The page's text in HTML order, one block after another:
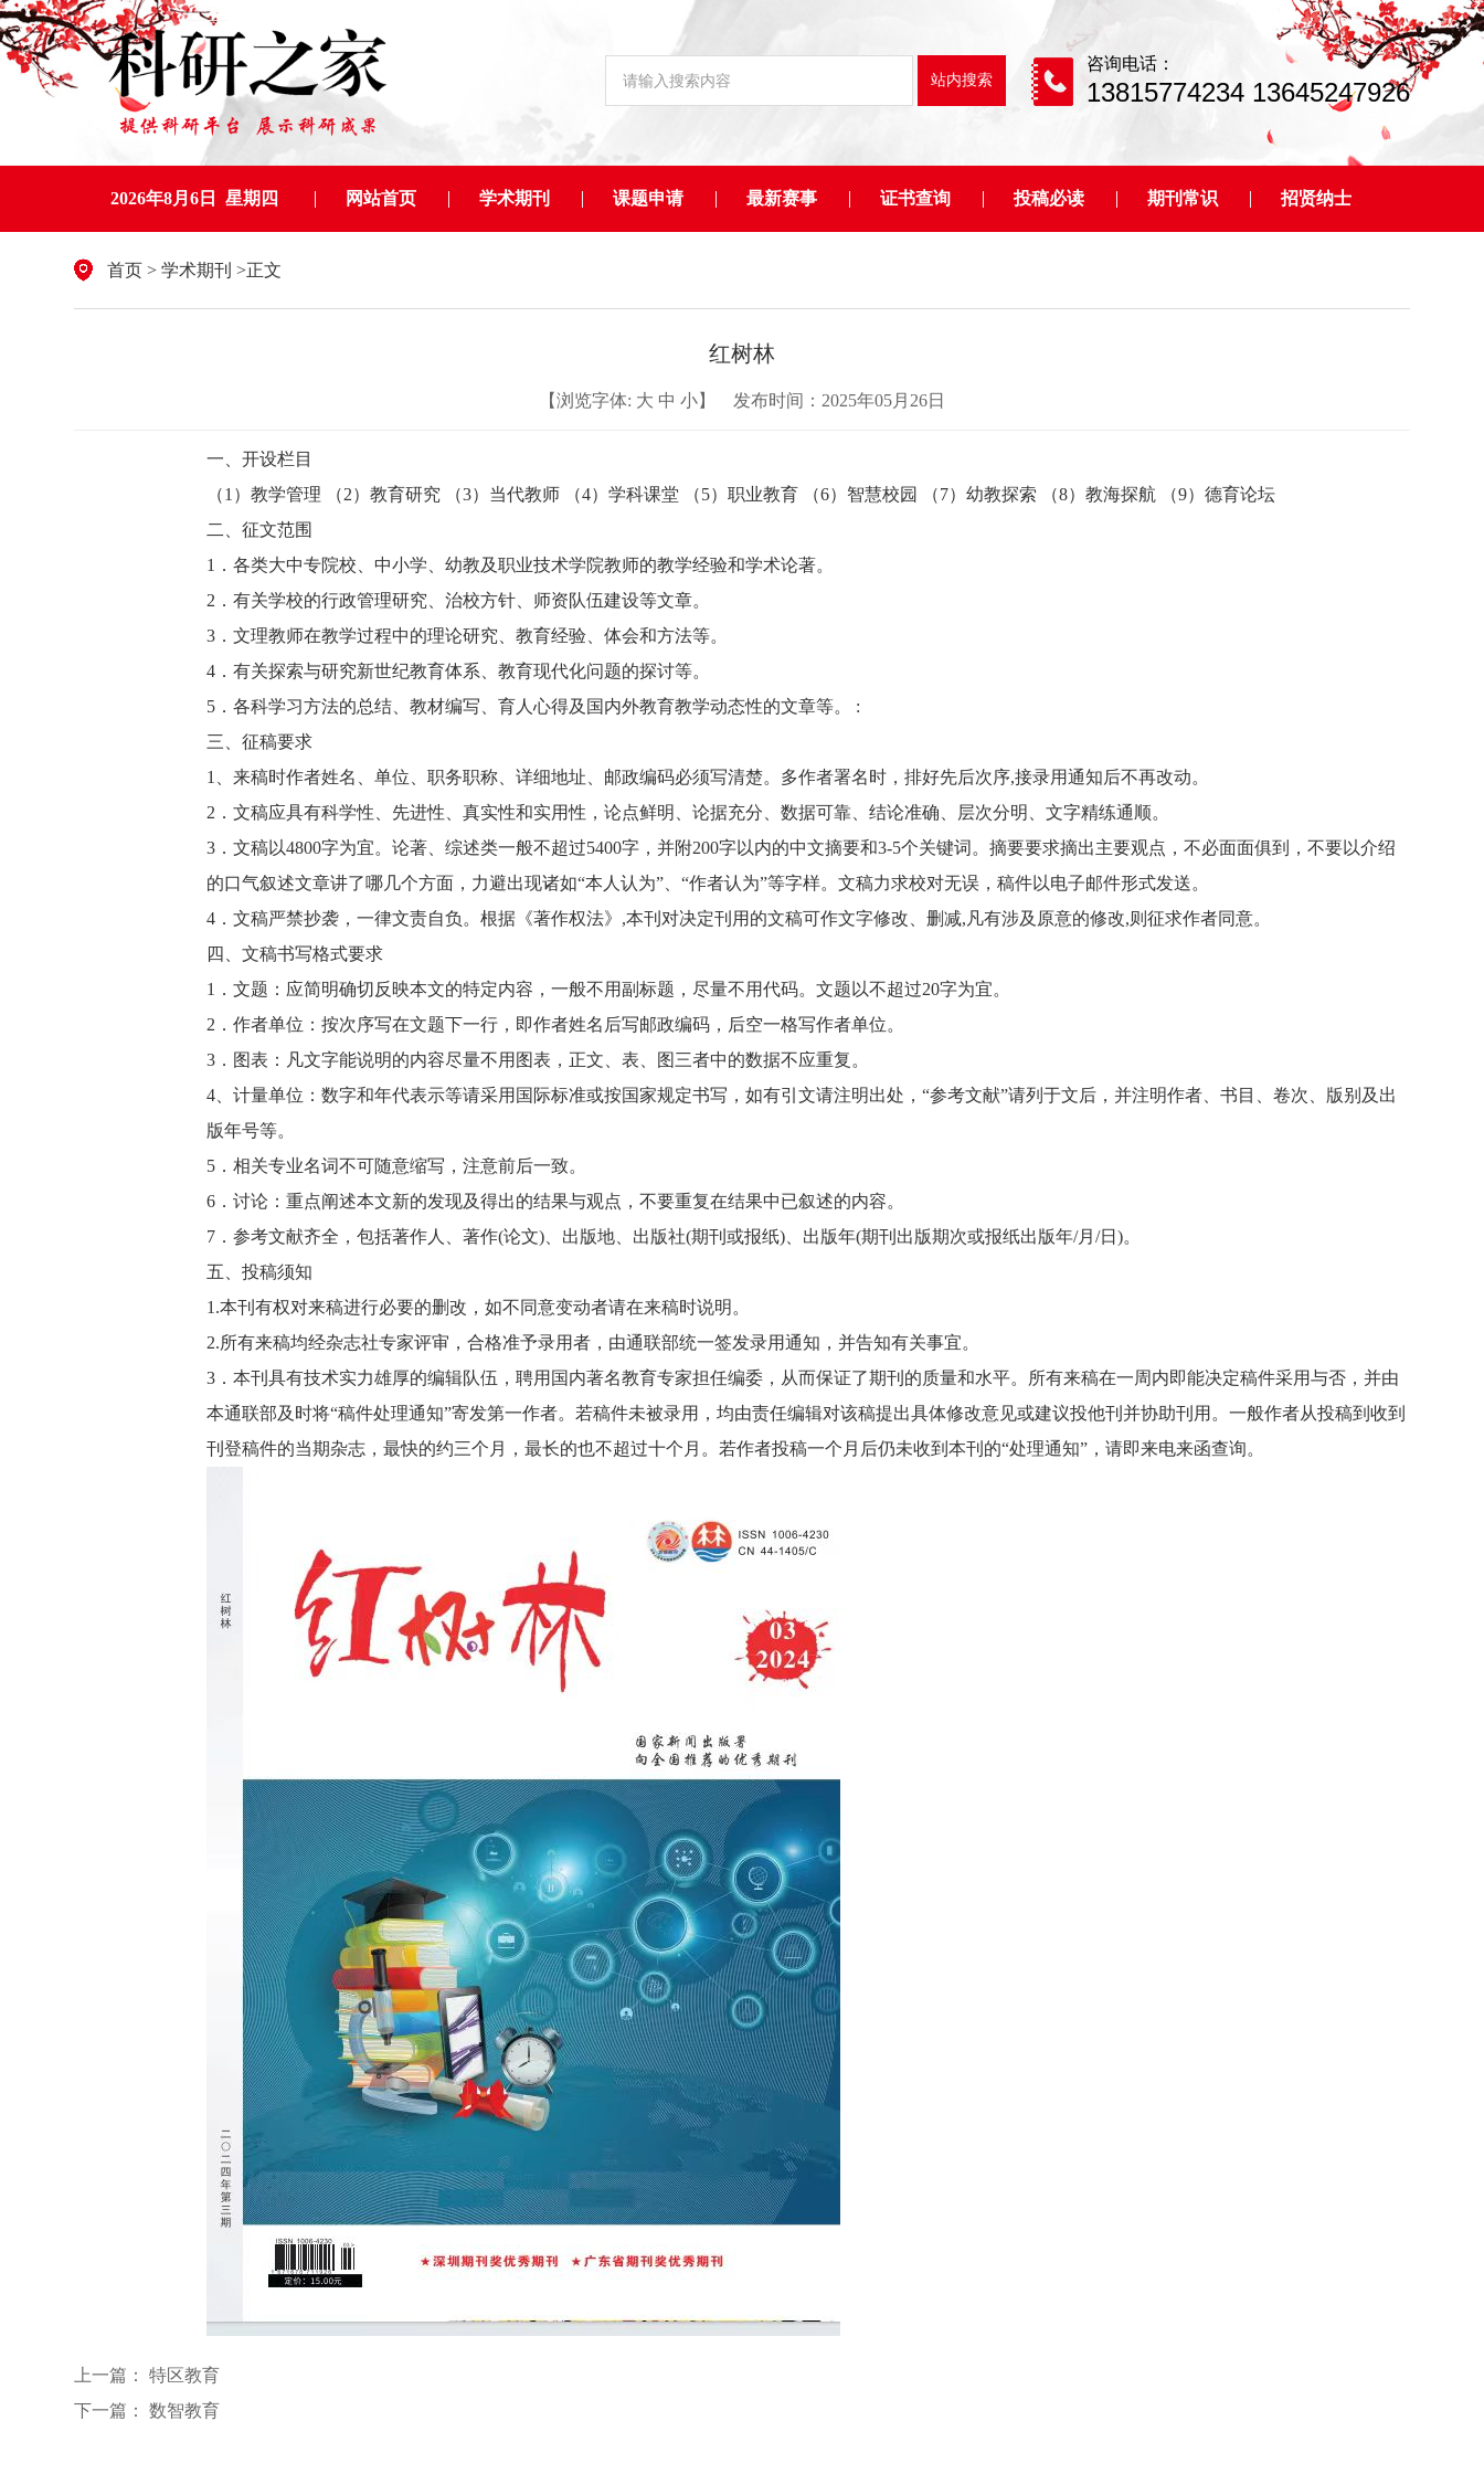
咨询电话：
13815774234 13645247926
2026年8月6日 星期四 网站首页 学术期刊 课题申请 最新赛事 证书查询 投稿必读 期刊常识 招贤纳士
首页 >学术期刊 >正文
红树林
【浏览字体: 大 中 小】 发布时间：2025年05月26日
一、开设栏目
（1）教学管理 （2）教育研究 （3）当代教师 （4）学科课堂 （5）职业教育 （6）智慧校园 （7）幼教探索 （8）教海探航 （9）德育论坛
二、征文范围
1．各类大中专院校、中小学、幼教及职业技术学院教师的教学经验和学术论著。
2．有关学校的行政管理研究、治校方针、师资队伍建设等文章。
3．文理教师在教学过程中的理论研究、教育经验、体会和方法等。
4．有关探索与研究新世纪教育体系、教育现代化问题的探讨等。
5．各科学习方法的总结、教材编写、育人心得及国内外教育教学动态性的文章等。 :
三、征稿要求
1、来稿时作者姓名、单位、职务职称、详细地址、邮政编码必须写清楚。多作者署名时，排好先后次序,接录用通知后不再改动。
2．文稿应具有科学性、先进性、真实性和实用性，论点鲜明、论据充分、数据可靠、结论准确、层次分明、文字精练通顺。
3．文稿以4800字为宜。论著、综述类一般不超过5400字，并附200字以内的中文摘要和3-5个关键词。摘要要求摘出主要观点，不必面面俱到，不要以介绍
的口气叙述文章讲了哪几个方面，力避出现诸如“本人认为”、“作者认为”等字样。文稿力求校对无误，稿件以电子邮件形式发送。
4．文稿严禁抄袭，一律文责自负。根据《著作权法》,本刊对决定刊用的文稿可作文字修改、删减,凡有涉及原意的修改,则征求作者同意。
四、文稿书写格式要求
1．文题：应简明确切反映本文的特定内容，一般不用副标题，尽量不用代码。文题以不超过20字为宜。
2．作者单位：按次序写在文题下一行，即作者姓名后写邮政编码，后空一格写作者单位。
3．图表：凡文字能说明的内容尽量不用图表，正文、表、图三者中的数据不应重复。
4、计量单位：数字和年代表示等请采用国际标准或按国家规定书写，如有引文请注明出处，“参考文献”请列于文后，并注明作者、书目、卷次、版别及出
版年号等。
5．相关专业名词不可随意缩写，注意前后一致。
6．讨论：重点阐述本文新的发现及得出的结果与观点，不要重复在结果中已叙述的内容。
7．参考文献齐全，包括著作人、著作(论文)、出版地、出版社(期刊或报纸)、出版年(期刊出版期次或报纸出版年/月/日)。
五、投稿须知
1.本刊有权对来稿进行必要的删改，如不同意变动者请在来稿时说明。
2.所有来稿均经杂志社专家评审，合格准予录用者，由通联部统一签发录用通知，并告知有关事宜。
3．本刊具有技术实力雄厚的编辑队伍，聘用国内著名教育专家担任编委，从而保证了期刊的质量和水平。所有来稿在一周内即能决定稿件采用与否，并由
本通联部及时将“稿件处理通知”寄发第一作者。若稿件未被录用，均由责任编辑对该稿提出具体修改意见或建议投他刊并协助刊用。一般作者从投稿到收到
刊登稿件的当期杂志，最快的约三个月，最长的也不超过十个月。若作者投稿一个月后仍未收到本刊的“处理通知”，请即来电来函查询。
上一篇：特区教育
下一篇：数智教育